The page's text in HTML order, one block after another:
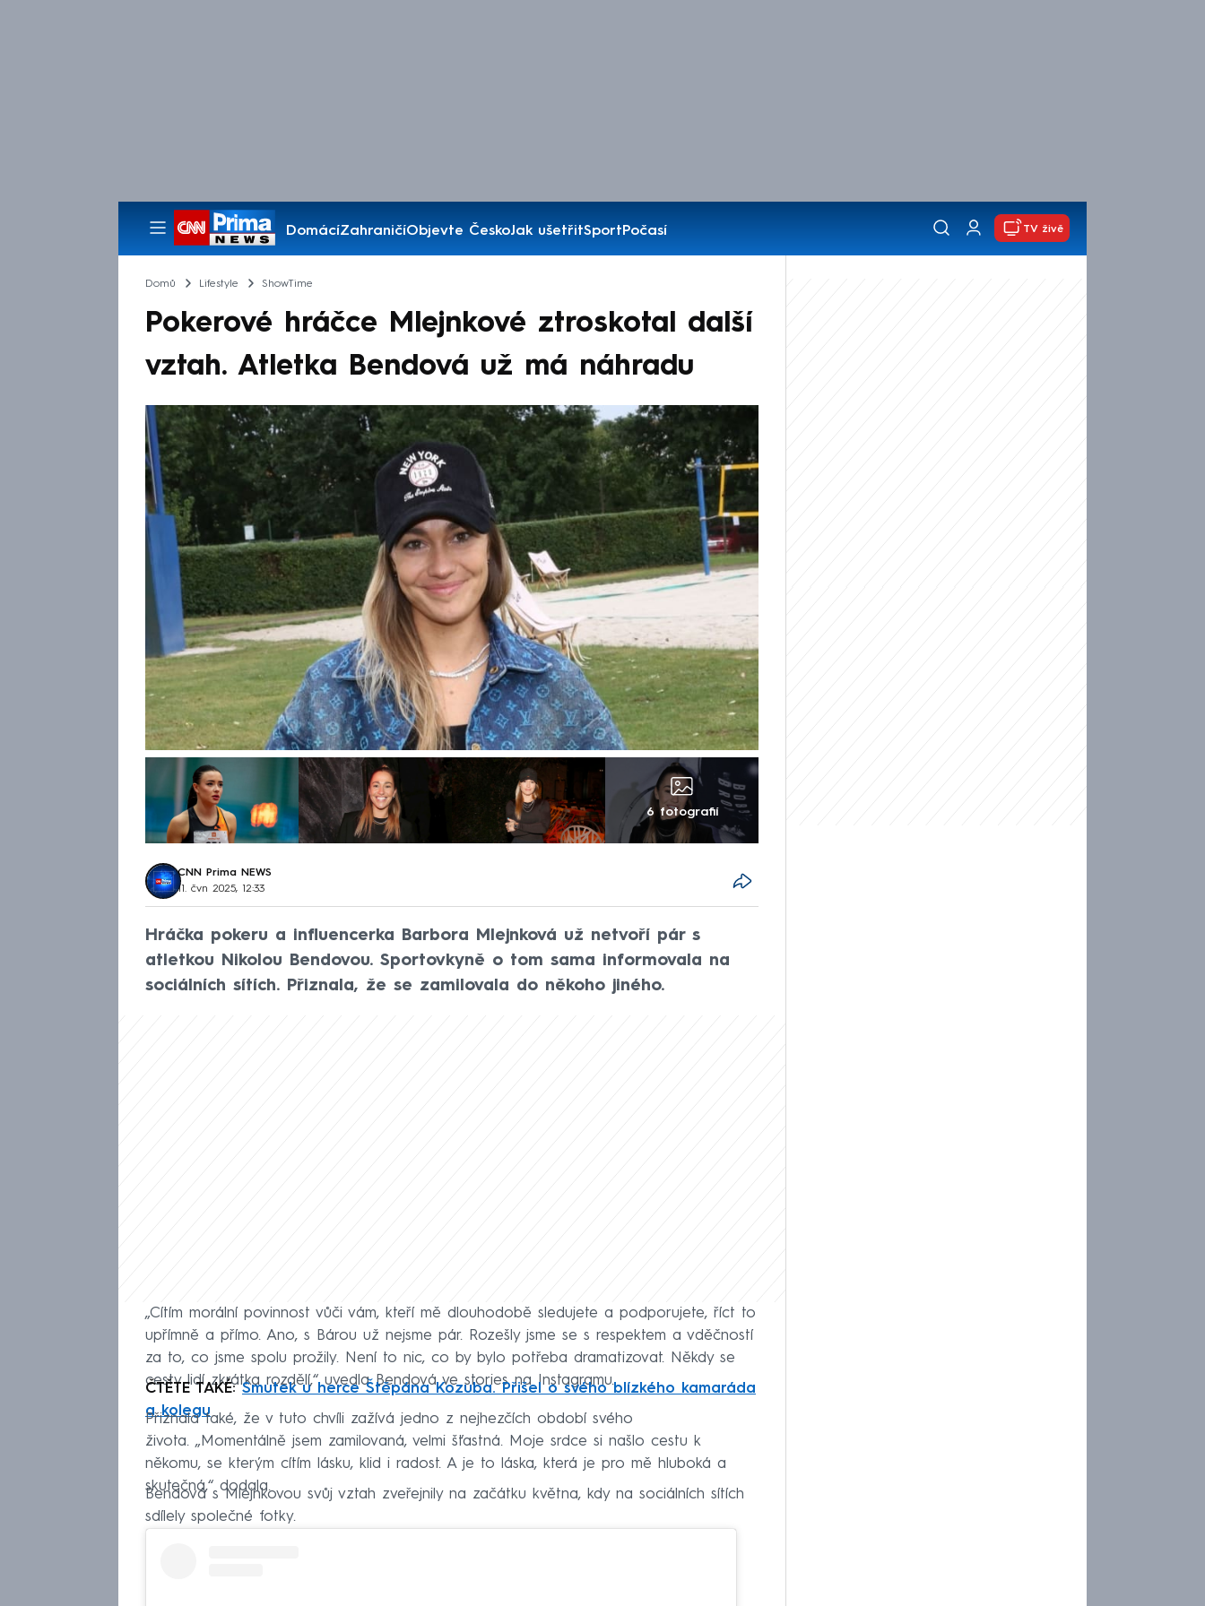
DomácíZahraničíObjevte ČeskoJak ušetřitSportPočasí
Pořady
TV živě
Domů Lifestyle ShowTime
Pokerové hráčce Mlejnkové ztroskotal další
vztah. Atletka Bendová už má náhradu
6 fotografií
CNN Prima NEWS
11. čvn 2025, 12:33
Hráčka pokeru a influencerka Barbora Mlejnková už netvoří pár s
atletkou Nikolou Bendovou. Sportovkyně o tom sama informovala na
sociálních sítích. Přiznala, že se zamilovala do někoho jiného.
„Cítím morální povinnost vůči vám, kteří mě dlouhodobě sledujete a podporujete, říct to
upřímně a přímo. Ano, s Bárou už nejsme pár. Rozešly jsme se s respektem a vděčností
za to, co jsme spolu prožily. Není to nic, co by bylo potřeba dramatizovat. Někdy se
cesty lidí zkrátka rozdělí,“ uvedla Bendová ve stories na Instagramu.
ČTĚTE TAKÉ:Smutek u herce Štěpána Kozuba. Přišel o svého blízkého kamaráda
a kolegu
Přiznala také, že v tuto chvíli zažívá jedno z nejhezčích období svého
života. „Momentálně jsem zamilovaná, velmi šťastná. Moje srdce si našlo cestu k
někomu, se kterým cítím lásku, klid i radost. A je to láska, která je pro mě hluboká a
skutečná,“ dodala.
Bendová s Mlejnkovou svůj vztah zveřejnily na začátku května, kdy na sociálních sítích
sdílely společné fotky.